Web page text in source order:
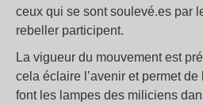
ceux qui se sont soulevé.es par
rebeller participent.
La vigueur du mouvement est
cela éclaire l’avenir et permet
font les lampes des miliciens